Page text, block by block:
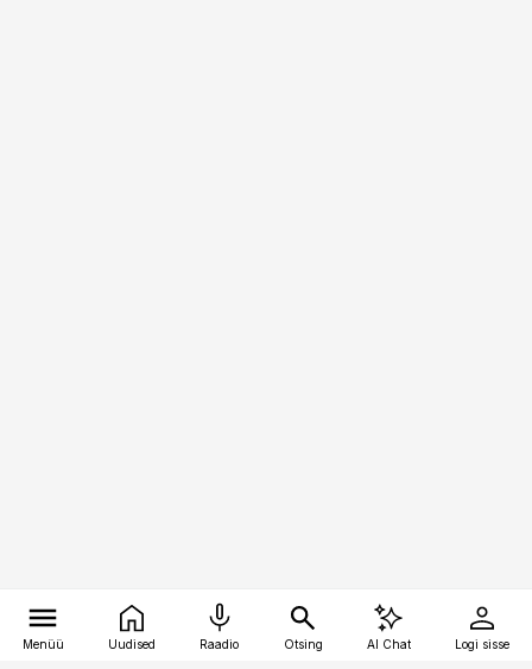
Menüü Uudised Raadio Otsing AI Chat Logi sisse